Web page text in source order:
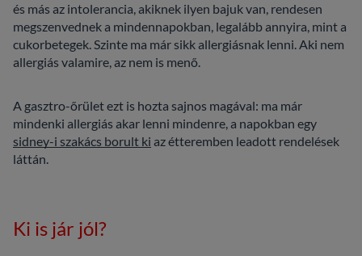
és más az intolerancia, akiknek ilyen bajuk van, rendesen
megszenvednek a mindennapokban, legalább annyira, mint a
cukorbetegek. Szinte ma már sikk allergiásnak lenni. Aki nem
allergiás valamire, az nem is menő.
A gasztro-őrület ezt is hozta sajnos magával: ma már
mindenki allergiás akar lenni mindenre, a napokban egy
sidney-i szakács borult ki az étteremben leadott rendelések
láttán.
Ki is jár jól?